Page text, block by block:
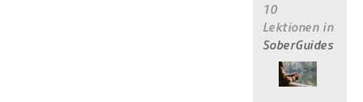
10
Lektionen in
SoberGuides